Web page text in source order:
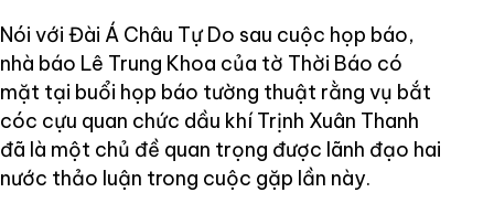
Nói với Đài Á Châu Tự Do sau cuộc họp báo,
nhà báo Lê Trung Khoa của tờ Thời Báo có
mặt tại buổi họp báo tường thuật rằng vụ bắt
cóc cựu quan chức dầu khí Trịnh Xuân Thanh
đã là một chủ đề quan trọng được lãnh đạo hai
nước thảo luận trong cuộc gặp lần này.